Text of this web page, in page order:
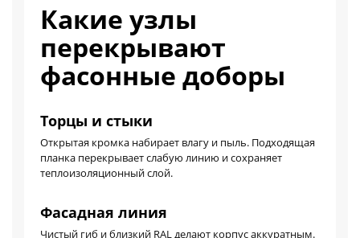
Какие узлы
перекрывают
фасонные доборы
Торцы и стыки
Открытая кромка набирает влагу и пыль. Подходящая
планка перекрывает слабую линию и сохраняет
теплоизоляционный слой.
Фасадная линия
Чистый гиб и близкий RAL делают корпус аккуратным.